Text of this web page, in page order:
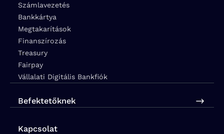
Számlavezetés
Bankkártya
Megtakarítások
Finanszírozás
Treasury
Fairpay
Vállalati Digitális Bankfiók
Befektetőknek
Kapcsolat